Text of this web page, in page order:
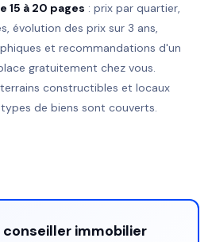
15 à 20 pages : prix par quartier,
évolution des prix sur 3 ans,
et recommandations d'un
gratuitement chez vous.
constructibles et locaux
de biens sont couverts.
conseiller immobilier